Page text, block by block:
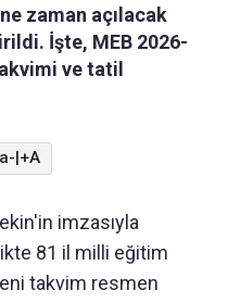
zaman açılacak
İşte, MEB 2026-
ve tatil
a- +A
imzasıyla
81 il milli eğitim
takvim resmen